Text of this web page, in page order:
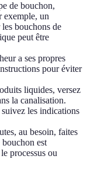
de bouchon,
exemple, un
bouchons de
peut être
a ses propres
pour éviter
liquides, versez
la canalisation.
les indications
au besoin, faites
est
processus ou